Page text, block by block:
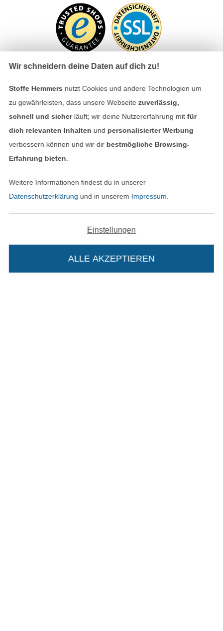
In deinen Warenkorb
Bezahlen mit
Unsere Versandpartner
Impressum
Wir schneidern deine Daten auf dich zu!
Stoffe Hemmers nutzt Cookies und andere Technologien um
zu gewährleisten, dass unsere Webseite zuverlässig,
schnell und sicherläuft; wir deine Nutzererfahrung mitfür
dich relevanten Inhalten und personalisierter Werbung
verbessern können und wir dir bestmögliche Browsing-
Erfahrung bieten
Weitere Informationen findest du in unserer
Datenschutzerklärung und in unserem Impressum
Einstellungen
ALLE AKZEPTIEREN